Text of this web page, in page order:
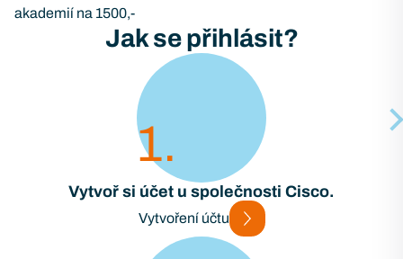
akademií na 1500,-
Jak se přihlásit?
1
Vytvoř si účet u společnosti Cisco.
Vytvoření účtu